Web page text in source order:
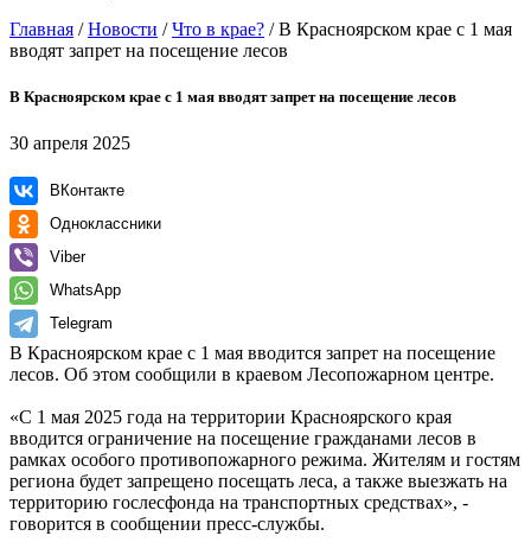
Главная /Новости /Что в крае? /В Красноярском крае с 1 мая
вводят запрет на посещение лесов
В Красноярском крае с 1 мая вводят запрет на посещение лесов
30 апреля 2025
ВКонтакте
Одноклассники
Viber
WhatsApp
Telegram
В Красноярском крае с 1 мая вводится запрет на посещение
лесов. Об этом сообщили в краевом Лесопожарном центре.
«С 1 мая 2025 года на территории Красноярского края
вводится ограничение на посещение гражданами лесов в
рамках особого противопожарного режима. Жителям и гостям
региона будет запрещено посещать леса, а также выезжать на
территорию гослесфонда на транспортных средствах», -
говорится в сообщении пресс-службы.